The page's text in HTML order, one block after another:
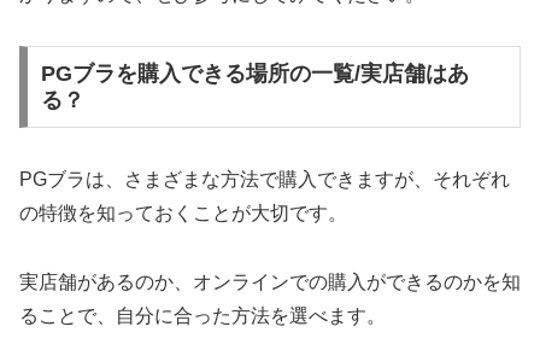
PGブラを購入できる場所の一覧/実店舗はあ
る？
PGブラは、さまざまな方法で購入できますが、それぞれ
の特徴を知っておくことが大切です。
実店舗があるのか、オンラインでの購入ができるのかを知
ることで、自分に合った方法を選べます。